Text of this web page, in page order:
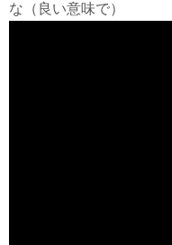
な（良い意味で）